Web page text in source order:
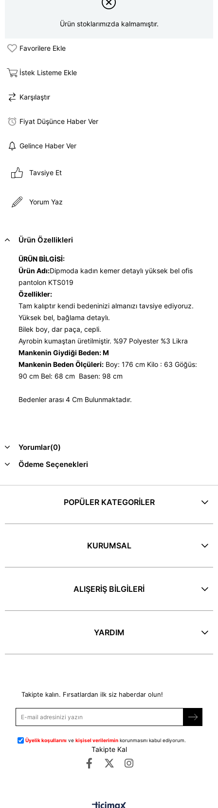
Ürün stoklarımızda kalmamıştır.
Favorilere Ekle
İstek Listeme Ekle
Karşılaştır
Fiyat Düşünce Haber Ver
Gelince Haber Ver
Tavsiye Et
Yorum Yaz
Ürün Özellikleri
ÜRÜN BİLGİSİ:
Ürün Adı:Dipmoda kadın kemer detaylı yüksek bel ofis
pantolon KTS019
Özellikler:
Tam kalıptır kendi bedeninizi almanızı tavsiye ediyoruz.
Yüksek bel, bağlama detaylı.
Bilek boy, dar paça, cepli.
Ayrobin kumaştan üretilmiştir. %97 Polyester %3 Likra
Mankenin Giydiği Beden: M
Mankenin Beden Ölçüleri: Boy: 176 cm Kilo : 63 Göğüs:
90 cm Bel: 68 cm Basen: 98 cm
Bedenler arası 4 Cm Bulunmaktadır.
Yorumlar(0)
Ödeme Seçenekleri
POPÜLER KATEGORİLER
KURUMSAL
ALIŞERİŞ BİLGİLERİ
YARDIM
Takipte kalın. Fırsatlardan ilk siz haberdar olun!
Üyelik koşullarını vekişisel verilerimin korunmasını kabul ediyorum.
Takipte Kal